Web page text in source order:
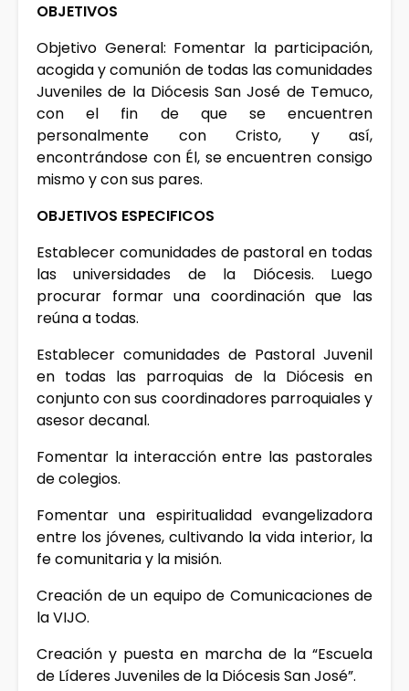
OBJETIVOS
Objetivo General: Fomentar la participación,
acogida y comunión de todas las comunidades
Juveniles de la Diócesis San José de Temuco,
con el fin de que se encuentren
personalmente con Cristo, y así,
encontrándose con Él, se encuentren consigo
mismo y con sus pares.
OBJETIVOS ESPECIFICOS
Establecer comunidades de pastoral en todas
las universidades de la Diócesis. Luego
procurar formar una coordinación que las
reúna a todas.
Establecer comunidades de Pastoral Juvenil
en todas las parroquias de la Diócesis en
conjunto con sus coordinadores parroquiales y
asesor decanal.
Fomentar la interacción entre las pastorales
de colegios.
Fomentar una espiritualidad evangelizadora
entre los jóvenes, cultivando la vida interior, la
fe comunitaria y la misión.
Creación de un equipo de Comunicaciones de
la VIJO.
Creación y puesta en marcha de la “Escuela
de Líderes Juveniles de la Diócesis San José”.